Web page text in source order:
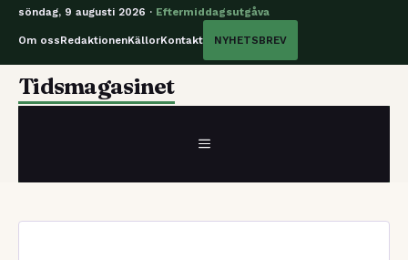
söndag, 9 augusti 2026 · Eftermiddagsutgåva
Om ossRedaktionenKällorKontakt NYHETSBREV
Hoppa
Tidsmagasinet
MENY